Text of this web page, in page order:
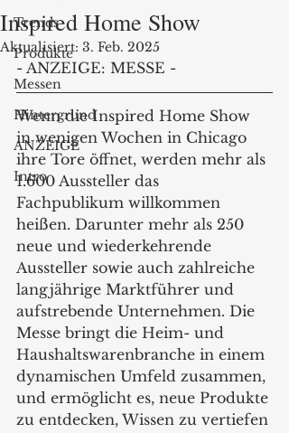
Trends
Produkte
Messen
Hintergrund
ANZEIGE
Intro
Inspired Home Show
Aktualisiert: 3. Feb. 2025
- ANZEIGE: MESSE -
Wenn die Inspired Home Show
in wenigen Wochen in Chicago
ihre Tore öffnet, werden mehr als
1.600 Aussteller das
Fachpublikum willkommen
heißen. Darunter mehr als 250
neue und wiederkehrende
Aussteller sowie auch zahlreiche
langjährige Marktführer und
aufstrebende Unternehmen. Die
Messe bringt die Heim- und
Haushaltswarenbranche in einem
dynamischen Umfeld zusammen,
und ermöglicht es, neue Produkte
zu entdecken, Wissen zu vertiefen